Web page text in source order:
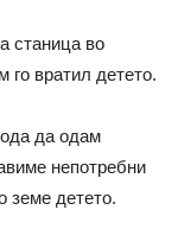
станица во
го вратил детето.
да одам
непотребни
земе детето.